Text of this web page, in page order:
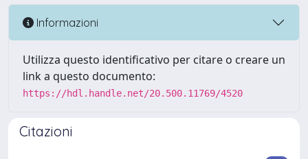
Informazioni
Utilizza questo identificativo per citare o creare un
link a questo documento:
https://hdl.handle.net/20.500.11769/4520
Citazioni